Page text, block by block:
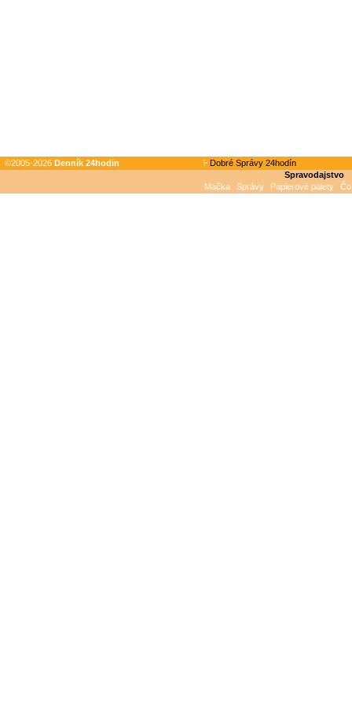
©2005-2026 Denník 24hodin
Dobré Správy 24hodín
Spravodajstvo
Mačka
Správy Papierové palety